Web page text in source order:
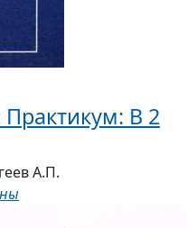
В 2
А.П.